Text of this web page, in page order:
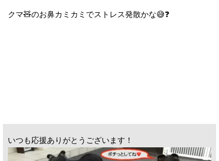
クマ🧸のお鼻カミカミでストレス発散かな😅❓
いつも応援ありがとうございます！